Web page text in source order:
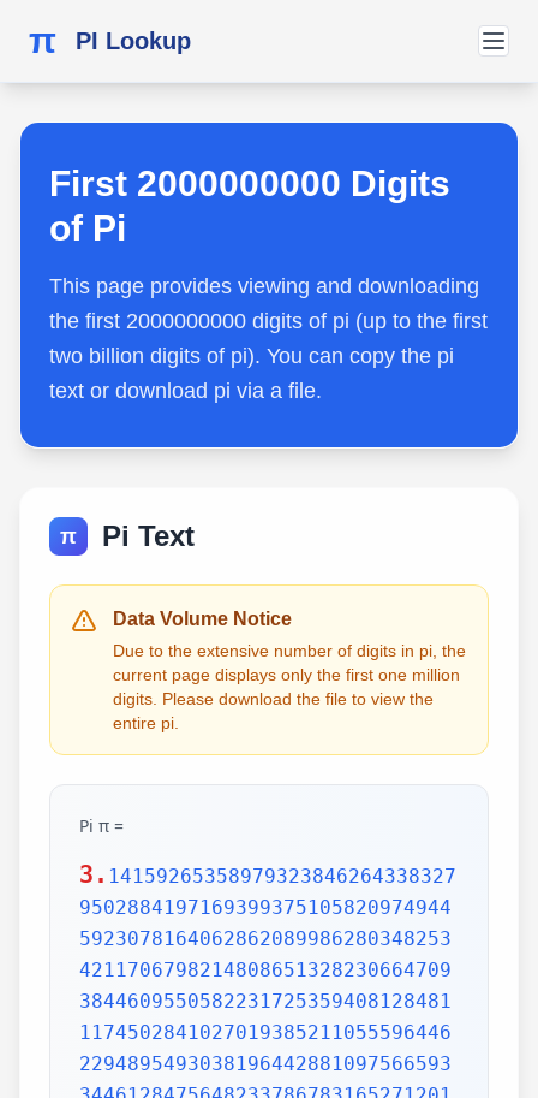
π PI Lookup
First 2000000000 Digits
of Pi
This page provides viewing and downloading
the first 2000000000 digits of pi (up to the first
two billion digits of pi). You can copy the pi
text or download pi via a file.
π Pi Text
Data Volume Notice
Due to the extensive number of digits in pi, the
current page displays only the first one million
digits. Please download the file to view the
entire pi.
Pi π =
3. 1415926535897932384626433832795028841971693993751058209749445923078164062862089986280348253421170679821480865132823066470938446095505822317253594081284811174502841027019385211055596446229489549303819644288109756659334461284756482337867831652712019091456485669234603486104543266482133936072602491412737245870066063155881748815209209628292540917153643678925903600113305305488204665213841469519415116094330572703657595919530921861173819326117931051185480744623799627495673518857527248912279381830119491298336733624406566430860213949463952247371907021798609437027705392171762931767523846748184676694051320005681271452635608277857713427577896091736371787214684409012249534301465495853710507922796892589235420199561121290219608640344181598136297747713099605187072113499999983729780499510597317328160963185950244594553469083026425223082533446850352619311881710100031378387528865875332083814206171776691473035982534904287554687311595628638823537875937519577818577805321712268066130019278766111959092164201989380952572010654858632788659361533818279682303019520353018529689957736225994138912497217752834791315155748572424541506959508295331168617278558890750983817546374649393192550604009277016711390098488240128583616035637076601047101819429555961989467678374494482553797747268471040475346462080466842590694912933136770289891521047521620569660240580381501935112533824300355876402474964732639141992726042699227967823547816360093417216412199245863150302861829745557067498385054945885869269956909272107975093029553211653449872027559602364806654991198818347977535663698074265425278625518184175746728909777727938000816470600161452491921732172147723501414419735685481613611573525521334757418494684385233239073941433345477624168625189835694855620992192221842725502542568876717904946016534668049886272327917860857843838279679766814541009538837863609506800642251252051173929848960841284886269456042419652850222106611863067442786220391949450471237137869609563643719172874677646575739624138908658326459958133904780275900994657640789512694683983525957098258226205224894077267194782684826014769909026401363944374553050682034962524517493996514314298091906592509372216964615157098583874105978859597729754989301617539284681382686838689427741559918559252459539594310499725246808459872736446958486538367362226260991246080512438843904512441365497627807977156914359977001296160894416948685558484063534220722258284886481584560285060168427394522674676788952521385225499546667278239864565961163548862305774564980355936345681743241125150760694794510965960940252288797108931456691368672287489405601015033086179286809208747609178249385890097149096759852613655497818931297848216829989487226588048575640142704775551323796414515237462343645428584447952658678210511413547357395231134271661021359695362314429524849371871101457654035902799344037420073105785390621983874478084784896833214457138687519435064302184531910484810053706146806749192781911979399520614196634287544406437451237181921799983910159195618146751426912397489409071864942319615679452080951465502252316038819301420937621378559566389377870830390697920773467221825625996615014215030680384477345492026054146659252014974428507325186660021324340881907104863317346496514539057962685610055081066587969981635747363840525714591028970641401109712062804390397595156771577004203378699360072305587631763594218731251471205329281918261861258673215791984148488291644706095752706957220917567116722910981690915280173506712748583222871835209353965725121083579151369882091444210067510334671103141267111369908658516398315019701651511685171437657618351556508849099898599823873455283316355076479185358932261854896321329330898570642046752590709154814165498594616371802709819943099244889575712828905923233260972997120844335732654893823911932597463667305836041428138830320382490375898524374417029132765618093773444030707469211201913020330380197621101100449293215160842444859637669838952286847831235526582131449576857262433441893039686426243410773226978028073189154411010446823252716201052652272111660396665573092547110557853763466820653109896526918620564769312570586356620185581007293606598764861179104533488503461136576867532494416680396265797877185560845529654126654085306143444318586769751456614068007002378776591344017127494704205622305389945613140711270004078547332699390814546646458807972708266830634328587856983052358089330657574067954571637752542021149557615814002501262285941302164715509792592309907965473761255176567513575178296664547791745011299614890304639947132962107340437518957359614589019389713111790429782856475032031986915140287080859904801094121472213179476477726224142548545403321571853061422881375850430633217518297986622371721591607716692547487389866549494501146540628433663937900397692656721463853067360965712091807638327166416274888800786925602902284721040317211860820419000422966171196377921337575114959501566049631862947265473642523081770367515906735023507283540567040386743513622224771589150495309844489333096340878076932599397805419341447377441842631298608099888687413260472156951623965864573021631598193195167353812974167729478672422924654366800980676928238280689964004824354037014163149658979409243237896907069779422362508221688957383798623001593776471651228935786015881617557829735233446042815126272037343146531977774160319906655418763979293344195215413418994854447345673831624993419131814809277771038638773431772075456545322077709212019051660962804909263601975988281613323166636528619326686336062735676303544776280350450777235547105859548702790814356240145171806246436267945612753181340783303362542327839449753824372058353114771199260638133467768796959703098339130771098704085913374641442822772634659470474587847787201927715280731767907707157213444730605700733492436931138350493163128404251219256517980694113528013147013047816437885185290928545201165839341965621349143415956258658655705526904965209858033850722426482939728584783163057777560688876446248246857926039535277348030480290058760758251047470916439613626760449256274204208320856611906254543372131535958450687724602901618766795240616342522577195429162991930645537799140373404328752628889639958794757291746426357455254079091451357111369410911939325191076020825202618798531887705842972591677813149699009019211697173727847684726860849003377024242916513005005168323364350389517029893922334517220138128069650117844087451960121228599371623130171144484640903890644954440061986907548516026327505298349187407866808818338510228334508504860825039302133219715518430635455007668282949304137765527939751754613953984683393638304746119966538581538420568533862186725233402830871123282789212507712629463229563989898935821167456270102183564622013496715188190973038119800497340723961036854066431939509790190699639552453005450580685501956730229219139339185680344903982059551002263535361920419947455385938102343955449597783779023742161727111723643435439478221818528624085140066604433258885698670543154706965747458550332323342107301545940516553790686627333799585115625784322988273723198987571415957811196358330059408730681216028764962867446047746491599505497374256269010490377819868359381465741268049256487985561453723478673303904688383436346553794986419270563872931748723320837601123029911367938627089438799362016295154133714248928307220126901475466847653576164773794675200490757155527819653621323926406160136358155907422020203187277605277219005561484255518792530343513984425322341576233610642506390497500865627109535919465897514131034822769306247435363256916078154781811528436679570611086153315044521274739245449454236828860613408414863776700961207151249140430272538607648236341433462351897576645216413767969031495019108575984423919862916421939949072362346468441173940326591840443780513338945257423995082965912285085558215725031071257012668302402929525220118726767562204154205161841634847565169998116141010029960783869092916030288400269104140792886215078424516709087000699282120660418371806535567252532567532861291042487761825829765157959847035622262934860034158722980534989650226291748788202734209222245339856264766914905562842503912757710284027998066365825488926488025456610172967026640765590429099456815065265305371829412703369313785178609040708667114965583434347693385781711386455873678123014587687126603489139095620099393610310291616152881384379099042317473363948045759314931405297634757481193567091101377517210080315590248530906692037671922033229094334676851422144773793937517034436619910403375111735471918550464490263655128162288244625759163330391072253837421821408835086573917715096828874782656995995744906617583441375223970968340800535598491754173818839994469748676265516582765848358845314277568790029095170283529716344562129640435231176006651012412006597558512761785838292041974844236080071930457618932349229279650198751872127267507981255470958904556357921221033346697499235630254947802490114195212382815309114079073860251522742995818072471625916685451333123948049470791191532673430282441860414263639548000448002670496248201792896476697583183271314251702969234889627668440323260927524960357996469256504936818360900323809293459588970695365349406034021665443755890045632882250545255640564482465151875471196218443965825337543885690941130315095261793780029741207665147939425902989695946995565761218656196733786236256125216320862869222103274889218654364802296780705765615144632046927906821207388377814233562823608963208068222468012248261177185896381409183903673672220888321513755600372798394004152970028783076670944474560134556417254370906979396122571429894671543578468788614445812314593571984922528471605049221242470141214780573455105008019086996033027634787081081754501193071412233908663938339529425786905076431006383519834389341596131854347546495569781038293097164651438407007073604112373599843452251610507027056235266012764848308407611830130527932054274628654036036745328651057065874882256981579367897669742205750596834408697350201410206723585020072452256326513410559240190274216248439140359989535394590944070469120914093870012645600162374288021092764579310657922955249887275846101264836999892256959688159205600101655256375678